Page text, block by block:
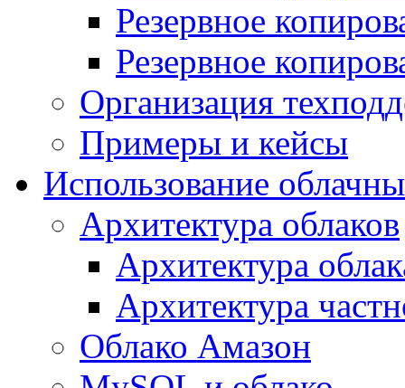
Резервное
Резервное
Организация
Примеры и кейсы
Использование
Архитектура облаков
Архитектура
Архитектура
Облако Амазон